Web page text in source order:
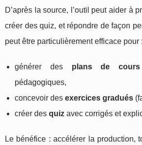
D’après la source, l’outil peut aider à
créer des quiz, et répondre de façon
peut être particulièrement efficace pour :
générer des plans de cours
pédagogiques,
concevoir des exercices gradués
créer des quiz avec corrigés et
Le bénéfice : accélérer la production,